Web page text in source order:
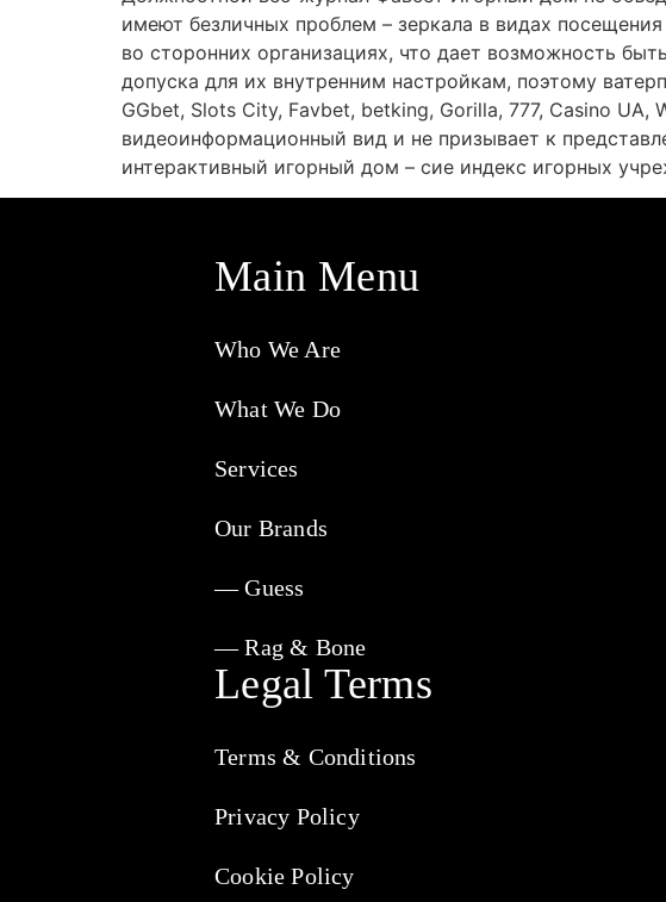
имеют безличных проблем – зеркала в видах
во сторонних организациях, что дает возможность
допуска для их внутренним настройкам, поэтому
GGbet, Slots City, Favbet, betking, Gorilla, 777, Casino UA,
видеоинформационный вид и не призывает к
интерактивный игорный дом – сие индекс игорных
Main Menu
Who We Are
What We Do
Services
Our Brands
— Guess
— Rag & Bone
Legal Terms
Terms & Conditions
Privacy Policy
Cookie Policy